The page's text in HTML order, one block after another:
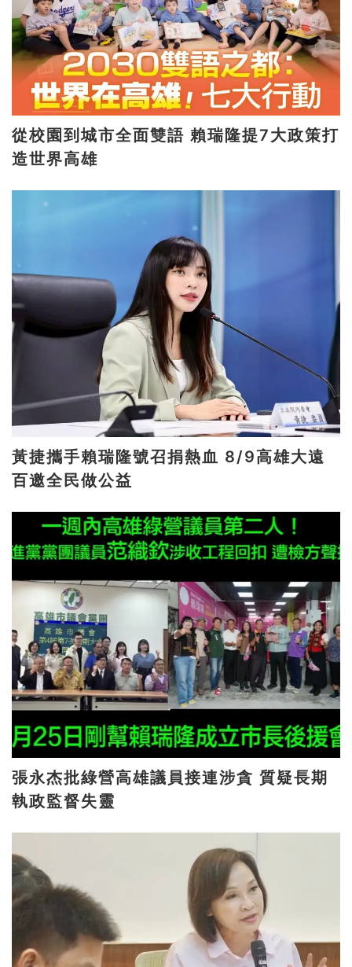
從校園到城市全面雙語 賴瑞隆提7大政策打
造世界高雄
黃捷攜手賴瑞隆號召捐熱血 8/9高雄大遠
百邀全民做公益
張永杰批綠營高雄議員接連涉貪 質疑長期
執政監督失靈